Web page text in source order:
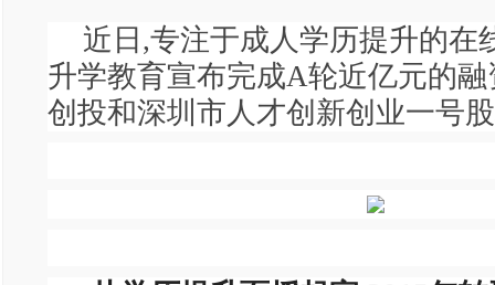
近日,专注于成人学历提升的
升学教育宣布完成A轮近亿元的
创投和深圳市人才创新创业一号